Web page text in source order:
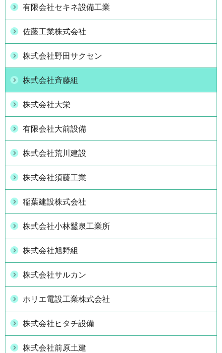
有限会社セキネ設備工業
佐藤工業株式会社
株式会社野田サクセン
株式会社斉藤組
株式会社大栄
有限会社大前設備
株式会社荒川建設
株式会社須藤工業
稲葉建設株式会社
株式会社小林鑿泉工業所
株式会社旭野組
株式会社サルカン
ホリエ電設工業株式会社
株式会社ヒタチ設備
株式会社前原土建